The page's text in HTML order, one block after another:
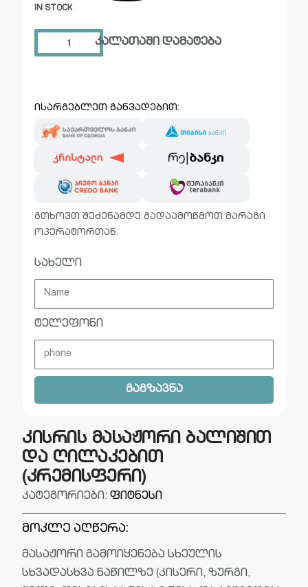
IN STOCK
კალათაში დამატება
ისარგებლეთ განვადებით:
გთხოვთ შეძენამდე გადაამოწმოთ მარაგი
ოპერატორთან.
სახელი
ტელეფონი
გაგზავნა
კისრის მასაჟორი ბალიშით
და ღილაკებით
(კრემისფერი)
კატეგორიები: ფიტნესი
მოკლე აღწერა:
მასაჟორი გამოიყენება სხეულის
სხვადასხვა ნაწილზე (კისერი, ზურგი,